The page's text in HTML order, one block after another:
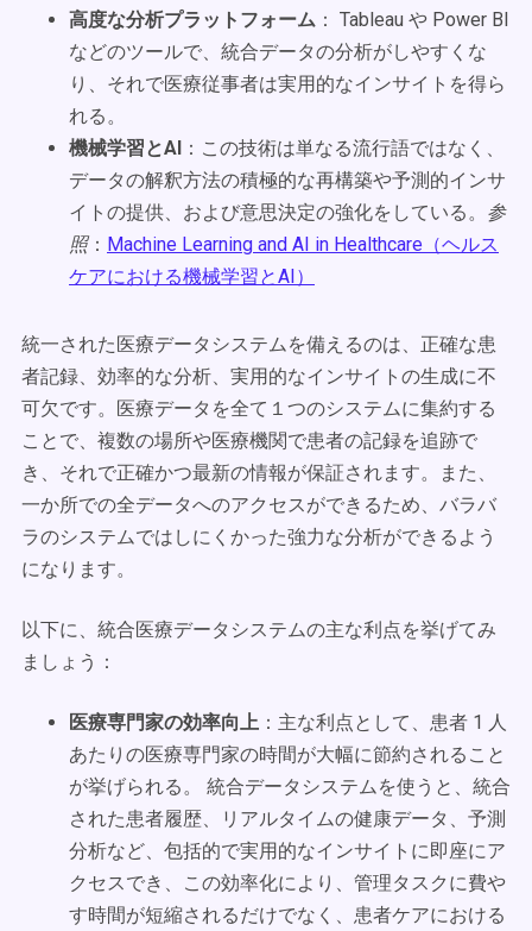
高度な分析プラットフォーム ： Tableau や Power BI
などのツールで、統合データの分析がしやすくな
り、それで医療従事者は実用的なインサイトを得ら
れる。
機械学習とAI ：この技術は単なる流行語ではなく、
データの解釈方法の積極的な再構築や予測的インサ
イトの提供、および意思決定の強化をしている。 参
照： Machine Learning and AI in Healthcare（ヘルス
ケアにおける機械学習とAI）
統一された医療データシステムを備えるのは、正確な患
者記録、効率的な分析、実用的なインサイトの生成に不
可欠です。医療データを全て１つのシステムに集約する
ことで、複数の場所や医療機関で患者の記録を追跡で
き、それで正確かつ最新の情報が保証されます。また、
一か所での全データへのアクセスができるため、バラバ
ラのシステムではしにくかった強力な分析ができるよう
になります。
以下に、統合医療データシステムの主な利点を挙げてみ
ましょう：
医療専門家の効率向上 ：主な利点として、患者 1 人
あたりの医療専門家の時間が大幅に節約されること
が挙げられる。 統合データシステムを使うと、統合
された患者履歴、リアルタイムの健康データ、予測
分析など、包括的で実用的なインサイトに即座にア
クセスでき、この効率化により、管理タスクに費や
す時間が短縮されるだけでなく、患者ケアにおける